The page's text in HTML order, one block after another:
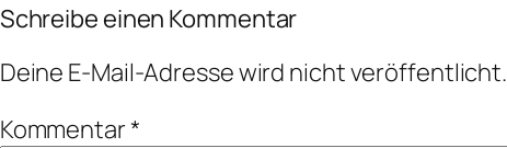
Schreibe einen Kommentar
Deine E-Mail-Adresse wird nicht veröffentlicht.
Kommentar*